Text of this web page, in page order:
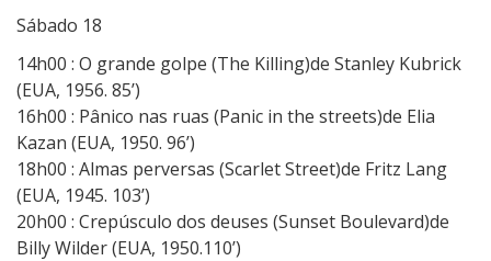
Sábado 18
14h00 : O grande golpe (The Killing)de Stanley Kubrick
(EUA, 1956. 85’)
16h00 : Pânico nas ruas (Panic in the streets)de Elia
Kazan (EUA, 1950. 96’)
18h00 : Almas perversas (Scarlet Street)de Fritz Lang
(EUA, 1945. 103’)
20h00 : Crepúsculo dos deuses (Sunset Boulevard)de
Billy Wilder (EUA, 1950.110’)